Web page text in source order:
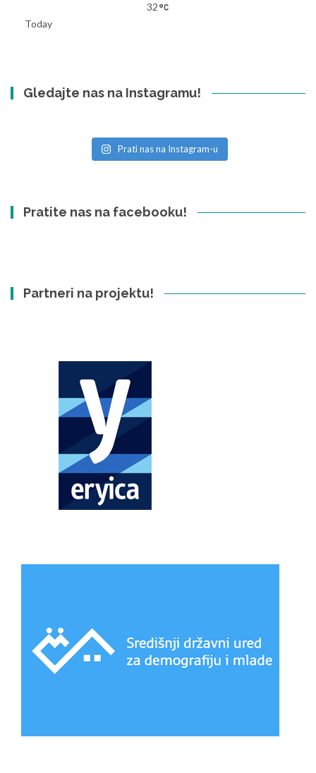
32
Today
Gledajte nas na Instagramu!
Prati nas na Instagram-u
Pratite nas na facebooku!
Partneri na projektu!